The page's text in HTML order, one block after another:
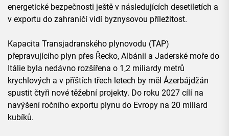
energetické bezpečnosti ještě v následujících desetiletích a
v exportu do zahraničí vidí byznysovou příležitost.
Kapacita Transjadranského plynovodu (TAP)
přepravujícího plyn přes Řecko, Albánii a Jaderské moře do
Itálie byla nedávno rozšířena o 1,2 miliardy metrů
krychlových a v příštích třech letech by měl Ázerbájdžán
spustit čtyři nové těžební projekty. Do roku 2027 cílí na
navýšení ročního exportu plynu do Evropy na 20 miliard
kubíků.